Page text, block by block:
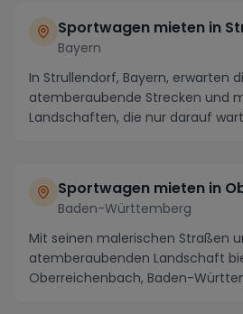
Sportwagen mieten in
Bayern
In Strullendorf, Bayern, erwarten
atemberaubende Strecken und
Landschaften, die nur darauf
Sportwagen mieten in
Baden-Württemberg
Mit seinen malerischen Straßen
atemberaubenden Landschaft
Oberreichenbach, Baden-